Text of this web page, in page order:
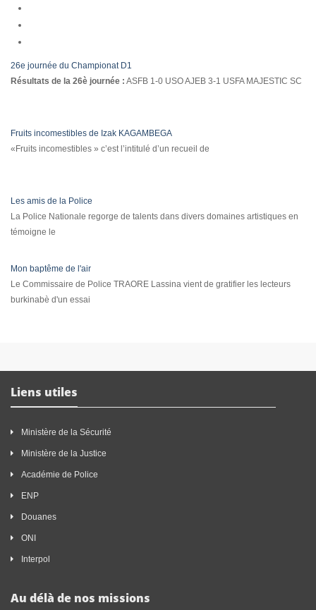
26e journée du Championat D1
Résultats de la 26è journée : ASFB 1-0 USO AJEB 3-1 USFA MAJESTIC SC
Fruits incomestibles de Izak KAGAMBEGA
«Fruits incomestibles » c’est l’intitulé d’un recueil de
Les amis de la Police
La Police Nationale regorge de talents dans divers domaines artistiques en
témoigne le
Mon baptême de l'air
Le Commissaire de Police TRAORE Lassina vient de gratifier les lecteurs
burkinabè d'un essai
Liens utiles
Ministère de la Sécurité
Ministère de la Justice
Académie de Police
ENP
Douanes
ONI
Interpol
Au délà de nos missions